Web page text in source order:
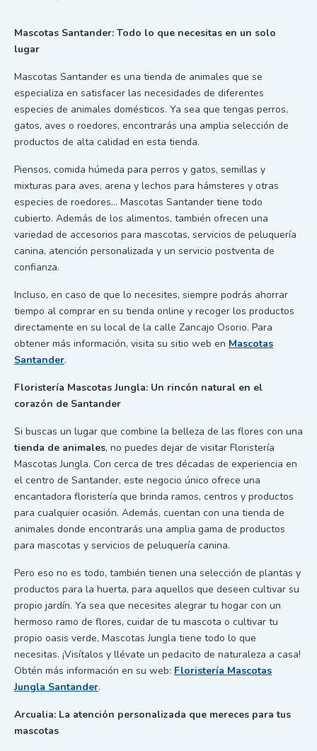
Mascotas Santander: Todo lo que necesitas en un solo
lugar
Mascotas Santander es una tienda de animales que se
especializa en satisfacer las necesidades de diferentes
especies de animales domésticos. Ya sea que tengas perros,
gatos, aves o roedores, encontrarás una amplia selección de
productos de alta calidad en esta tienda.
Piensos, comida húmeda para perros y gatos, semillas y
mixturas para aves, arena y lechos para hámsteres y otras
especies de roedores… Mascotas Santander tiene todo
cubierto. Además de los alimentos, también ofrecen una
variedad de accesorios para mascotas, servicios de peluquería
canina, atención personalizada y un servicio postventa de
confianza.
Incluso, en caso de que lo necesites, siempre podrás ahorrar
tiempo al comprar en su tienda online y recoger los productos
directamente en su local de la calle Zancajo Osorio. Para
obtener más información, visita su sitio web en Mascotas
Santander.
Floristería Mascotas Jungla: Un rincón natural en el
corazón de Santander
Si buscas un lugar que combine la belleza de las flores con una
tienda de animales, no puedes dejar de visitar Floristería
Mascotas Jungla. Con cerca de tres décadas de experiencia en
el centro de Santander, este negocio único ofrece una
encantadora floristería que brinda ramos, centros y productos
para cualquier ocasión. Además, cuentan con una tienda de
animales donde encontrarás una amplia gama de productos
para mascotas y servicios de peluquería canina.
Pero eso no es todo, también tienen una selección de plantas y
productos para la huerta, para aquellos que deseen cultivar su
propio jardín. Ya sea que necesites alegrar tu hogar con un
hermoso ramo de flores, cuidar de tu mascota o cultivar tu
propio oasis verde, Mascotas Jungla tiene todo lo que
necesitas. ¡Visítalos y llévate un pedacito de naturaleza a casa!
Obtén más información en su web: Floristería Mascotas
Jungla Santander.
Arcualia: La atención personalizada que mereces para tus
mascotas